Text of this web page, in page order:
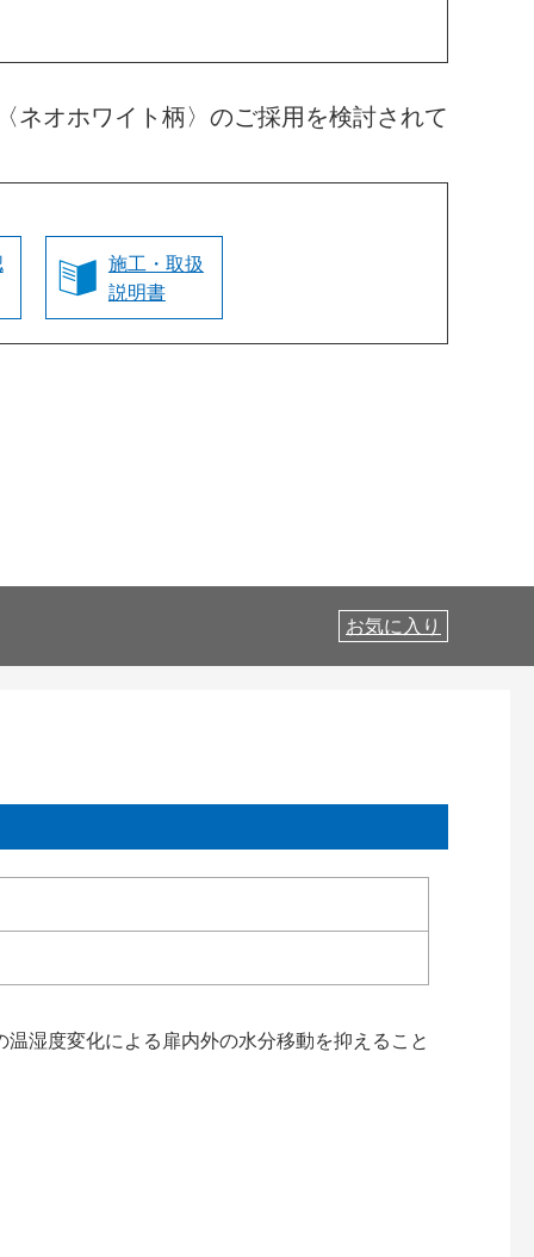
ホワイト柄〉のご採用を検討されて
施工・取扱
説明書
お気に入り
湿度変化による扉内外の水分移動を抑えること